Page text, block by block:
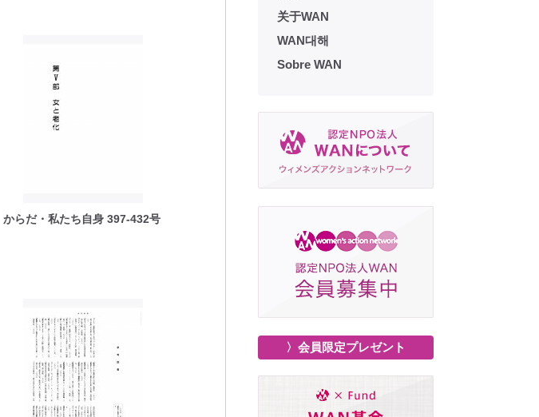
からだ・私たち自身 397-432号
关于WAN
WAN대해
Sobre WAN
〉会員限定プレゼント